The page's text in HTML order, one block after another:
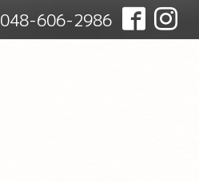
048-606-2986